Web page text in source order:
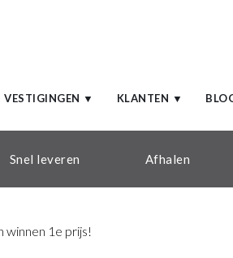
VESTIGINGEN ▼ KLANTEN ▼
Snel leveren Afhalen